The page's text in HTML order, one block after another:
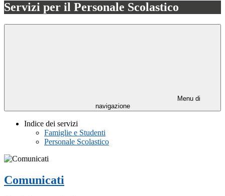
Servizi per il Personale Scolastico
Menu di
navigazione
Indice dei servizi
Famiglie e Studenti
Personale Scolastico
Comunicati